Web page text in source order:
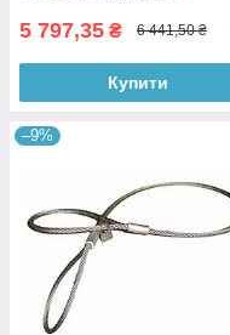
5 797,35 ₴ 6 441,50 ₴
Купити
–9%